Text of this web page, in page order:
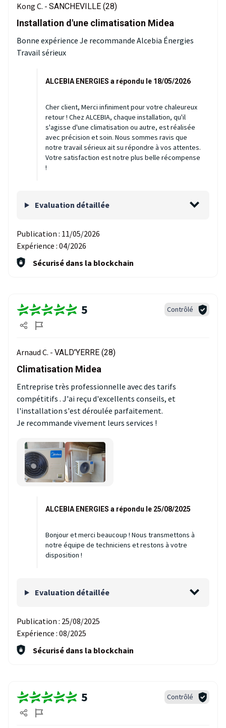
Kong C. - SANCHEVILLE (28)
Installation d'une climatisation Midea
Bonne expérience Je recommande Alcebia Énergies
Travail sérieux
ALCEBIA ENERGIES a répondu le 18/05/2026
Cher client, Merci infiniment pour votre chaleureux
retour ! Chez ALCEBIA, chaque installation, qu'il
s'agisse d'une climatisation ou autre, est réalisée
avec précision et soin. Nous sommes ravis que
notre travail sérieux ait su répondre à vos attentes.
Votre satisfaction est notre plus belle récompense
!
Evaluation détaillée
Publication : 11/05/2026
Expérience : 04/2026
Sécurisé dans la blockchain
5 Contrôlé
Arnaud C. - VALD'YERRE (28)
Climatisation Midea
Entreprise très professionnelle avec des tarifs
compétitifs . J'ai reçu d'excellents conseils, et
l'installation s'est déroulée parfaitement.
Je recommande vivement leurs services !
ALCEBIA ENERGIES a répondu le 25/08/2025
Bonjour et merci beaucoup ! Nous transmettons à
notre équipe de techniciens et restons à votre
disposition !
Evaluation détaillée
Publication : 25/08/2025
Expérience : 08/2025
Sécurisé dans la blockchain
5 Contrôlé